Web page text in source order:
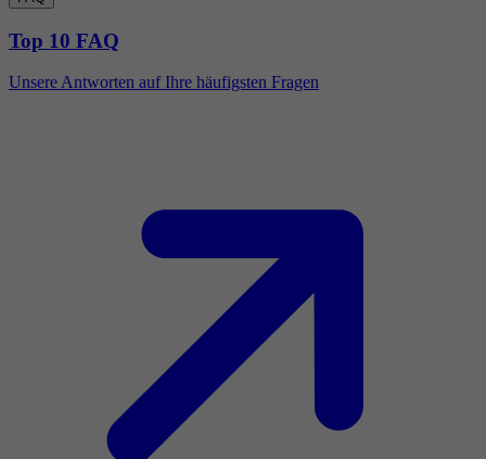
Top 10 FAQ
Unsere Antworten auf Ihre häufigsten Fragen